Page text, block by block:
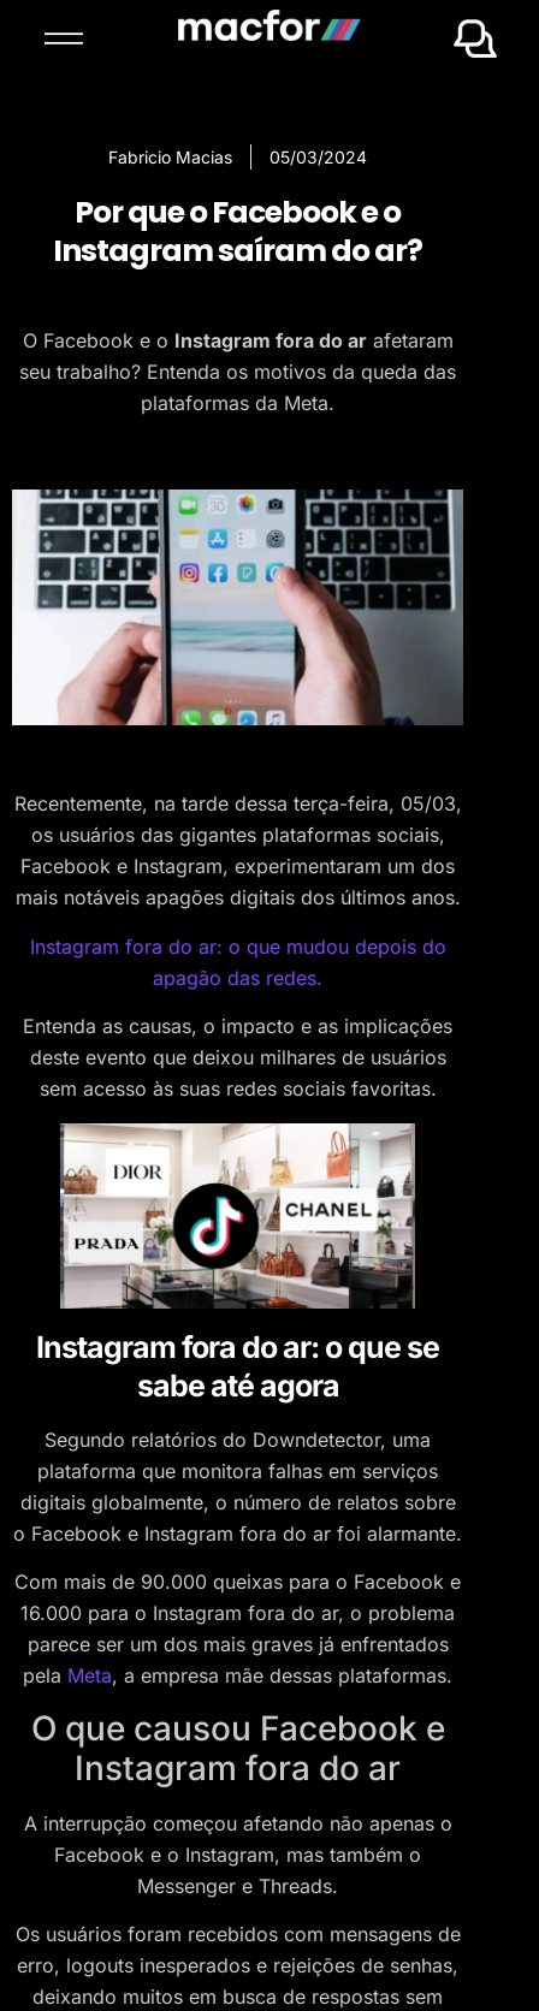
Fabricio Macias 05/03/2024
Por que o Facebook e o
Instagram saíram do ar?
O Facebook e o Instagram fora do arafetaram
seu trabalho? Entenda os motivos da queda das
plataformas da Meta.
Recentemente, na tarde dessa terça-feira, 05/03,
os usuários das gigantes plataformas sociais,
Facebook e Instagram, experimentaram um dos
mais notáveis apagões digitais dos últimos anos.
Instagram fora do ar: o que mudou depois do
apagão das redes.
Entenda as causas, o impacto e as implicações
deste evento que deixou milhares de usuários
sem acesso às suas redes sociais favoritas.
Instagram fora do ar: o que se
sabe até agora
Segundo relatórios do Downdetector, uma
plataforma que monitora falhas em serviços
digitais globalmente, o número de relatos sobre
o Facebook e Instagram fora do ar foi alarmante.
Com mais de 90.000 queixas para o Facebook e
16.000 para o Instagram fora do ar, o problema
parece ser um dos mais graves já enfrentados
pela Meta, a empresa mãe dessas plataformas.
O que causou Facebook e
Instagram fora do ar
A interrupção começou afetando não apenas o
Facebook e o Instagram, mas também o
Messenger e Threads.
Os usuários foram recebidos com mensagens de
erro, logouts inesperados e rejeições de senhas,
deixando muitos em busca de respostas sem